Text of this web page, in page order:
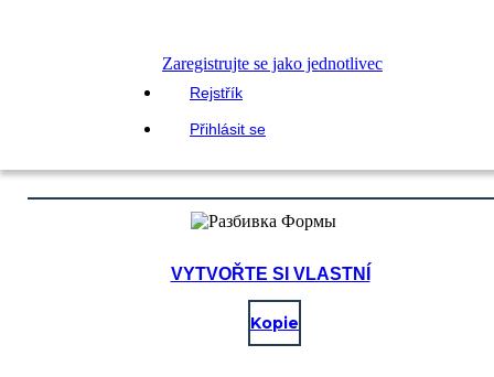
Zaregistrujte se jako jednotlivec
Rejstřík
Přihlásit se
VYTVOŘTE SI VLASTNÍ
Kopie